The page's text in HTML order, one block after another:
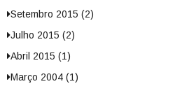
Setembro 2015 (2)
Julho 2015 (2)
Abril 2015 (1)
Março 2004 (1)